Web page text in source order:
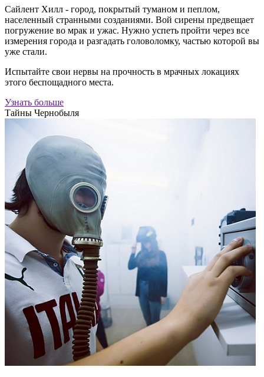
Сайлент Хилл - город, покрытый туманом и пеплом,
населенный странными созданиями. Вой сирены предвещает
погружение во мрак и ужас. Нужно успеть пройти через все
измерения города и разгадать головоломку, частью которой вы
уже стали.
Испытайте свои нервы на прочность в мрачных локациях
этого беспощадного места.
Узнать больше
Тайны Чернобыля